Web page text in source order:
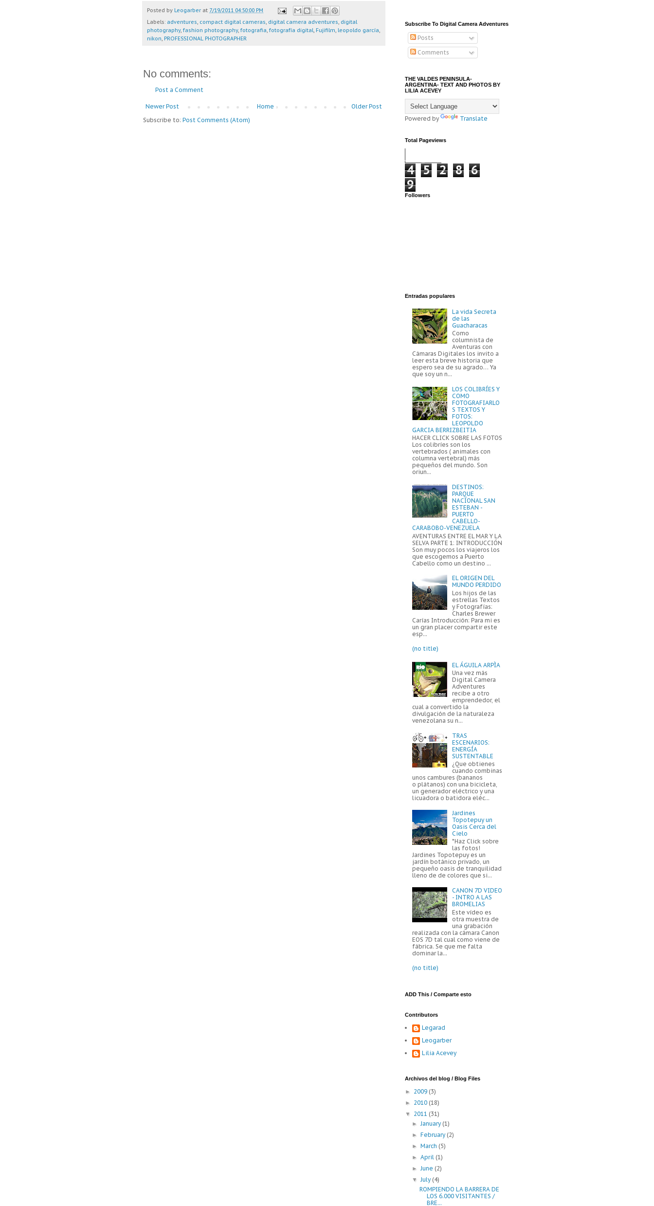
Posted by Leogarber at 7/19/2011 04:50:00 PM
Labels: adventures, compact digital cameras, digital camera adventures, digital
photography, fashion photography, fotografia, fotografía digital, Fujifilm, leopoldo garcía,
nikon, PROFESSIONAL PHOTOGRAPHER
No comments:
Post a Comment
Newer Post Older Post
Home
Subscribe to: Post Comments (Atom)
Subscribe To Digital Camera Adventures
Posts
Comments
THE VALDES PENINSULA-
ARGENTINA- TEXT AND PHOTOS BY
LILIA ACEVEY
Powered by Translate
Total Pageviews
4 5 2 8
6
9
Followers
Entradas populares
La vida Secreta
de las
Guacharacas
Como
columnista de
Aventuras con
Cámaras Digitales los invito a
leer esta breve historia que
espero sea de su agrado… Ya
que soy un n...
LOS COLIBRÍES Y
COMO
FOTOGRAFIARLO
S TEXTOS Y
FOTOS:
LEOPOLDO
GARCIA BERRIZBEITIA
HACER CLICK SOBRE LAS FOTOS
Los colibríes son los
vertebrados ( animales con
columna vertebral) más
pequeños del mundo. Son
oriun...
DESTINOS:
PARQUE
NACIONAL SAN
ESTEBAN -
PUERTO
CABELLO-
CARABOBO-VENEZUELA
AVENTURAS ENTRE EL MAR Y LA
SELVA PARTE 1: INTRODUCCIÓN
Son muy pocos los viajeros los
que escogemos a Puerto
Cabello como un destino ...
EL ORIGEN DEL
MUNDO PERDIDO
Los hijos de las
estrellas Textos
y Fotografías:
Charles Brewer
Carías Introducción: Para mi es
un gran placer compartir este
esp...
(no title)
EL ÁGUILA ARPÌA
Una vez más
Digital Camera
Adventures
recibe a otro
emprendedor, el
cual a convertido la
divulgación de la naturaleza
venezolana su n...
TRAS
ESCENARIOS:
ENERGÍA
SUSTENTABLE
¿Que obtienes
cuando combinas
unos cambures (bananos
o plátanos) con una bicicleta,
un generador eléctrico y una
licuadora o batidora eléc...
Jardines
Topotepuy un
Oasis Cerca del
Cielo
*Haz Click sobre
las fotos!
Jardines Topotepuy es un
jardín botánico privado, un
pequeño oasis de tranquilidad
lleno de de colores que si...
CANON 7D VIDEO
- INTRO A LAS
BROMELIAS
Este vídeo es
otra muestra de
una grabación
realizada con la cámara Canon
EOS 7D tal cual como viene de
fábrica. Se que me falta
dominar la...
(no title)
ADD This / Comparte esto
Contributors
Legarad
Leogarber
Lilia Acevey
Archivos del blog / Blog Files
► 2009 (3)
► 2010 (18)
▼ 2011 (31)
►January (1)
► February (2)
► March (5)
►April (1)
►June (2)
▼July (4)
ROMPIENDO LA BARRERA DE
LOS 6.000 VISITANTES /
BRE...